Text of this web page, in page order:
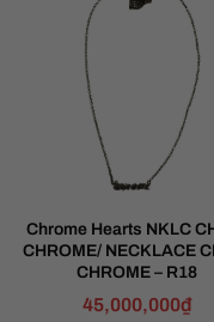
Chrome Hearts NKLC
CHROME/ NECKLACE
CHROME – R18
45,000,000₫